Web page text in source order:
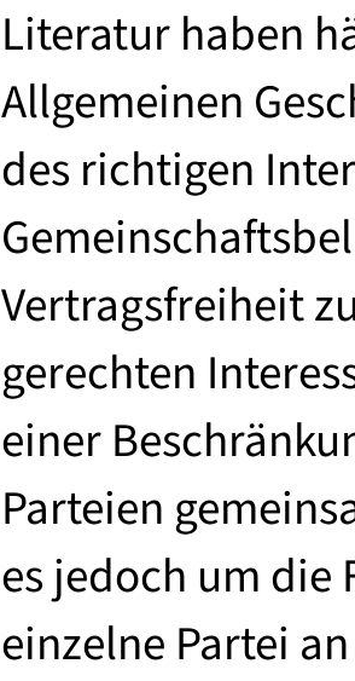
Literatur haben
Allgemeinen
des richtigen
Vertragsfreiheit
gerechten
einer
Parteien
es jedoch um die
einzelne Partei